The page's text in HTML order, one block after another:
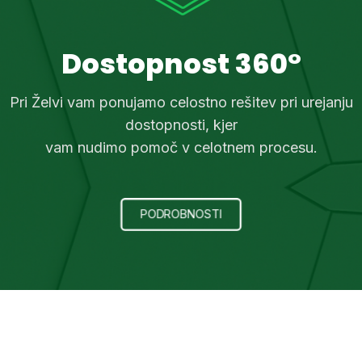
Dostopnost 360°
Pri Želvi vam ponujamo celostno rešitev pri urejanju
dostopnosti, kjer
vam nudimo pomoč v celotnem procesu.
PODROBNOSTI